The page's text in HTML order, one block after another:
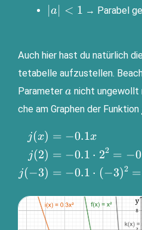
|a|
∣a < 1 → Para­bel
Auch hier hast du natür­lich
te­ta­bel­le auf­zu­stel­len.
Para­me­ter a
a nicht unge­wollt
che am Gra­phen der Funk­ti­on
\begin{aligned}j(x)&=-
\\ j(2)&=-0.1\cdot
2^2=-0.1\cdot 4=-0.4 \\
j(-3)&=-0.1\cdot
9=-0.9\end{aligned}
j(x)
j(2)
j(−3)
= −0.1x
= −0.1 ⋅ 22 = −
= −0.1 ⋅ (−3)2 =